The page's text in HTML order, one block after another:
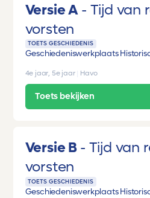
Versie A
Tijd van
vorsten
TOETS GESCHIEDENIS
Geschiedeniswerkplaats
4e jaar, 5e jaar Havo
Toets bekijken
Versie B
Tijd van
vorsten
TOETS GESCHIEDENIS
Geschiedeniswerkplaats